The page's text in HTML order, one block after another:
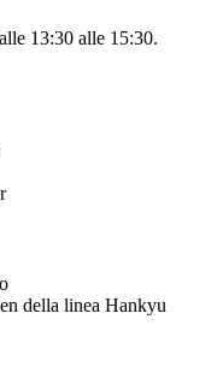
13:30 alle 15:30.
della linea Hankyu